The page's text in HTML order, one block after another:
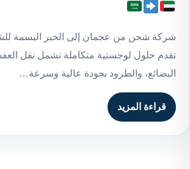
شركة شحن من عجمان إلى الخبر البسمة
تقدم حلول لوجستية متكاملة تشمل نقل
البضائع، والطرود بجودة عالية وسرعة…
قراءة المزيد